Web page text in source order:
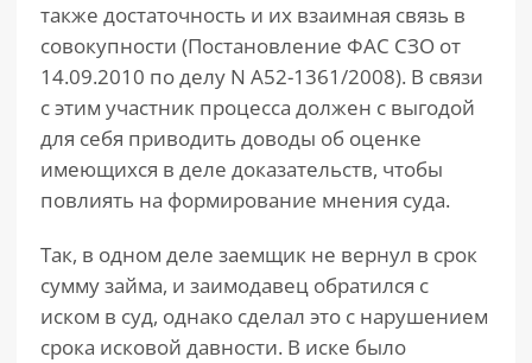
также достаточность и их взаимная связь в
совокупности (Постановление ФАС СЗО от
14.09.2010 по делу N А52-1361/2008). В связи
с этим участник процесса должен с выгодой
для себя приводить доводы об оценке
имеющихся в деле доказательств, чтобы
повлиять на формирование мнения суда.
Так, в одном деле заемщик не вернул в срок
сумму займа, и заимодавец обратился с
иском в суд, однако сделал это с нарушением
срока исковой давности. В иске было